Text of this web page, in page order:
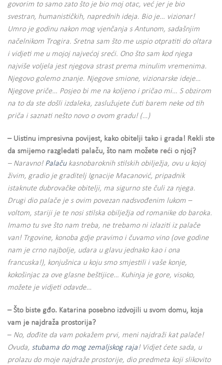
govorim to samo zato što je bio moj otac, već jer je bio
svestran, humanističkih, naprednih ideja. Bio je… vizionar!
Umro je godinu nakon mog vjenčanja s Antunom, sadašnjim
načelnikom Trogira. Sretna sam što me uspio otpratiti do oltara
i vidjeti me u mojoj najvećoj sreći. Ono što sam kod njega
najviše voljela jest njegova strast prema minulim vremenima.
Njegovo golemo znanje. Njegove smione, vizionarske ideje…
Njegove priče… Posjeo bi me na koljeno i pričao mi… S obzirom
na to da ste došli izdaleka, zaslužujete čuti barem neke od tih
priča i saznati nešto novo o ovom gradu! (…)
– Uistinu impresivna povijest, kako obitelji tako i grada! Rekli ste
da smijemo razgledati palaču, što nam možete reći o njoj?
– Naravno! Palačukasnobaroknih stilskih obilježja, ovu u kojoj
živim, gradio je graditelj Ignacije Macanović, pripadnik
istaknute dubrovačke obitelji, ma sigurno ste čuli za njega.
Drugi dio palače je s ovim povezan nadsvođenim lukom –
voltom, stariji je te nosi stilska obilježja od romanike do baroka.
Imamo tu sve što nam treba, ne trebamo ni izlaziti iz palače
van! Trgovine, konoba gdje pravimo i čuvamo vino (ove godine
nam je crno najbolje, udara u glavu jednako kao i ona
francuska!), konjušnica u koju smo smjestili i vaše konje,
kokošinjac za ove glasne beštijice… Kuhinja je gore, visoko,
možete je vidjeti odavde…
– Što biste gđo. Katarina posebno izdvojili u svom domu, koja
vam je najdraža prostorija?
– No, dođite da vam pokažem prvi, meni najdraži kat palače!
Ovuda, stubama do mog zemaljskog raja! Vidjet ćete sada, u
prolazu do moje najdraže prostorije, dio predmeta koji slikovito